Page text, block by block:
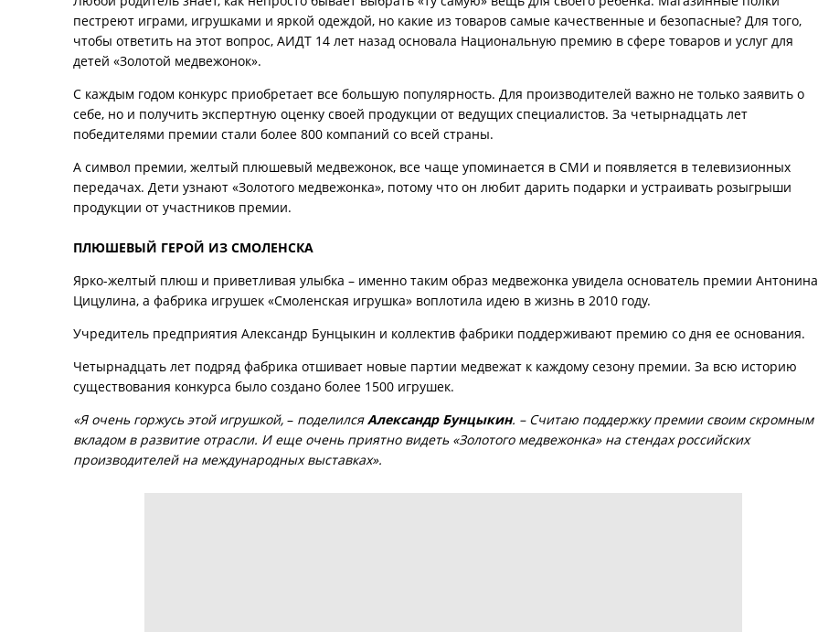
пестреют играми, игрушками и яркой одеждой, но какие из товаров самые качественные и безопасные? Для того,
чтобы ответить на этот вопрос, АИДТ 14 лет назад основала Национальную премию в сфере товаров и услуг для
детей «Золотой медвежонок».
С каждым годом конкурс приобретает все большую популярность. Для производителей важно не только заявить о
себе, но и получить экспертную оценку своей продукции от ведущих специалистов. За четырнадцать лет
победителями премии стали более 800 компаний со всей страны.
А символ премии, желтый плюшевый медвежонок, все чаще упоминается в СМИ и появляется в телевизионных
передачах. Дети узнают «Золотого медвежонка», потому что он любит дарить подарки и устраивать розыгрыши
продукции от участников премии.
ПЛЮШЕВЫЙ ГЕРОЙ ИЗ СМОЛЕНСКА
Ярко-желтый плюш и приветливая улыбка – именно таким образ медвежонка увидела основатель премии Антонина
Цицулина, а фабрика игрушек «Смоленская игрушка» воплотила идею в жизнь в 2010 году.
Учредитель предприятия Александр Бунцыкин и коллектив фабрики поддерживают премию со дня ее основания.
Четырнадцать лет подряд фабрика отшивает новые партии медвежат к каждому сезону премии. За всю историю
существования конкурса было создано более 1500 игрушек.
«Я очень горжусь этой игрушкой,– поделилсяАлександр Бунцыкин. – Считаю поддержку премии своим скромным
вкладом в развитие отрасли. И еще очень приятно видеть «Золотого медвежонка» на стендах российских
производителей на международных выставках».